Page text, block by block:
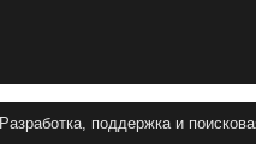
Разработка, поддержка и